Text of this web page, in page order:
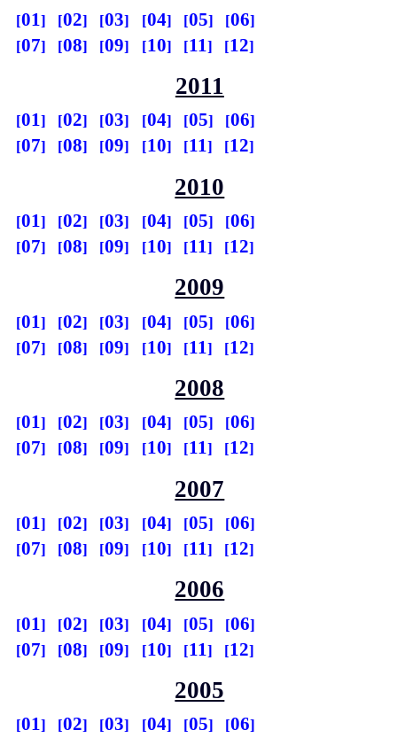
01 02 03 04 05
06
07
08 09 10 11 12
2011
01 02 03 04 05
06
07
08 09 10 11 12
2010
01 02 03 04 05
06
07
08 09 10 11 12
2009
01 02 03 04 05
06
07
08 09 10 11 12
2008
01 02 03 04 05
06
07
08 09 10 11 12
2007
01 02 03 04 05
06
07
08 09 10 11 12
2006
01 02 03 04 05
06
07
08 09 10 11 12
2005
01 02 03 04 05
06